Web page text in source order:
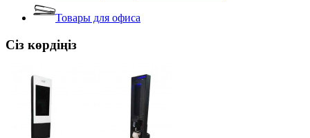
Товары для офиса
Сіз көрдіңіз